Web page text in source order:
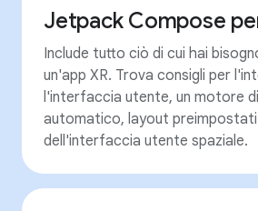
Jetpack Compose
Include tutto ciò di cui hai
un'app XR. Trova consigli per
l'interfaccia utente, un motore
automatico, layout
dell'interfaccia utente spaziale.